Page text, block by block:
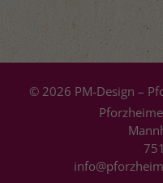
© 2026 PM-Design –